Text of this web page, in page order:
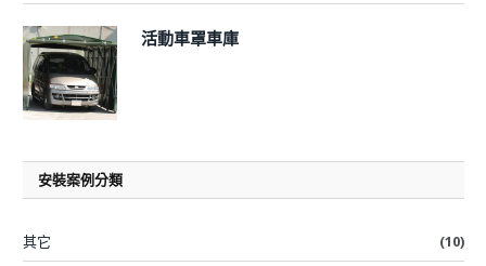
活動車罩車庫
安裝案例分類
其它
(10)